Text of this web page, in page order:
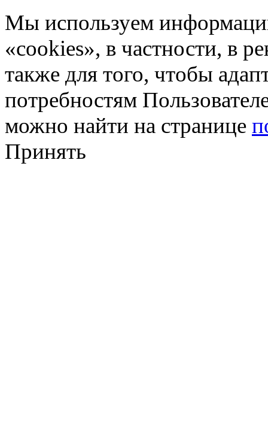
Мы используем
«cookies», в частности, в
также для того, чтобы
потребностям
можно найти на странице
Принять